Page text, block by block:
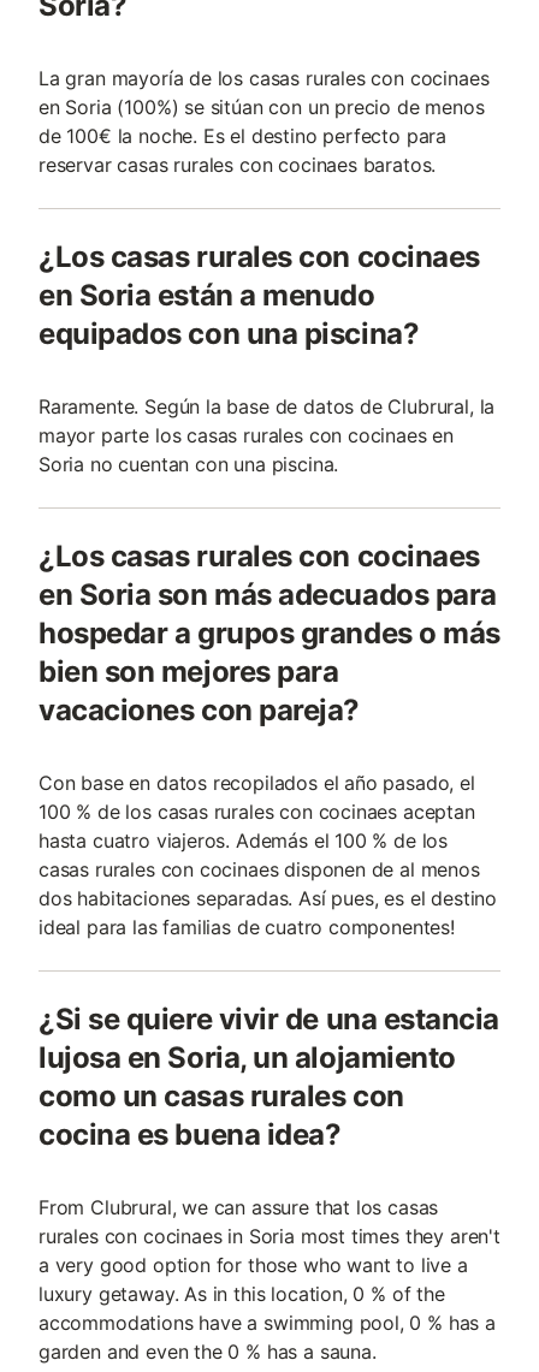
La gran mayoría de los casas rurales con cocinaes
en Soria (100%) se sitúan con un precio de menos
de 100€ la noche. Es el destino perfecto para
reservar casas rurales con cocinaes baratos.
¿Los casas rurales con cocinaes
en Soria están a menudo
equipados con una piscina?
Raramente. Según la base de datos de Clubrural, la
mayor parte los casas rurales con cocinaes en
Soria no cuentan con una piscina.
¿Los casas rurales con cocinaes
en Soria son más adecuados para
hospedar a grupos grandes o más
bien son mejores para
vacaciones con pareja?
Con base en datos recopilados el año pasado, el
100 % de los casas rurales con cocinaes aceptan
hasta cuatro viajeros. Además el 100 % de los
casas rurales con cocinaes disponen de al menos
dos habitaciones separadas. Así pues, es el destino
ideal para las familias de cuatro componentes!
¿Si se quiere vivir de una estancia
lujosa en Soria, un alojamiento
como un casas rurales con
cocina es buena idea?
From Clubrural, we can assure that los casas
rurales con cocinaes in Soria most times they aren't
a very good option for those who want to live a
luxury getaway. As in this location, 0 % of the
accommodations have a swimming pool, 0 % has a
garden and even the 0 % has a sauna.